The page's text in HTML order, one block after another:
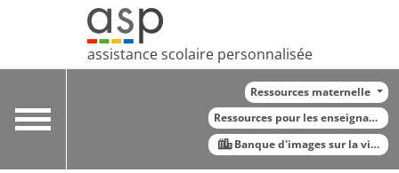
assistance scolaire personnalisée
Toggle
Ressources maternelle
Ressources pour les enseignants
Banque d'images sur la vie